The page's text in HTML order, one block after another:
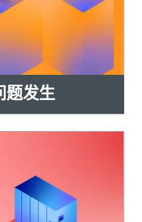
题发生